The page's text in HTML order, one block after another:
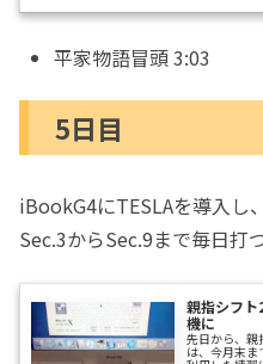
ここまでをグラ
続いて、もし今
速いです。
なぜか「あ
マ字配列と
ローマ字入
ら、
平家物語冒頭 3:03
5日目
iBookG4にTESLAを導入し
Sec.3からSec.9まで毎日打
親指シフ
機に
先日から、親
は、今月末